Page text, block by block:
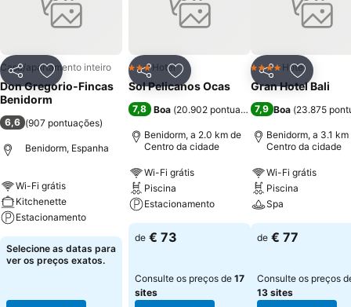
PartilharAdicionar aos favoritos
Casa/apartamento inteiro
Don Gregorio-Fincas
Benidorm
6,6 (907 pontuações)
Benidorm, Espanha
Wi-Fi grátis
Kitchenette
Estacionamento
Selecione as datas para
ver os preços exatos.
PartilharAdicionar aos favoritos
3 Estrelas
Hotel
Sol Pelicanos Ocas
7,8 Boa (20.902 pontuações)
Benidorm, a 2.0 km de
Centro da cidade
Wi-Fi grátis
Piscina
Estacionamento
de € 73
Consulte os preços de 17
sites
Partilhar
4 EstrelasHotel
Gran Hotel Bali
7,9 Boa (23.875
Benidorm, a 3.1 km
Centro da cidade
Wi-Fi grátis
Piscina
Spa
de € 77
Consulte os preços
13 sites